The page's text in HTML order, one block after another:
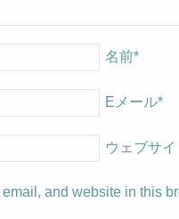
名前*
Eメール*
ウェブサイ
and website in this